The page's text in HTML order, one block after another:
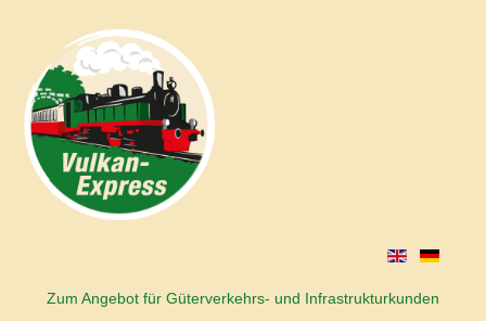
Zum Angebot für Güterverkehrs- und Infrastrukturkunden